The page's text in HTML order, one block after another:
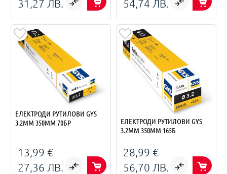
31,27 ЛВ.
54,74 ЛВ.
ЕЛЕКТРОДИ РУТИЛОВИ GYS
3.2ММ 350ММ 70БР
13,99 €
27,36 ЛВ.
ЕЛЕКТРОДИ РУТИЛОВИ GYS
3.2ММ 350ММ 165Б
28,99 €
56,70 ЛВ.